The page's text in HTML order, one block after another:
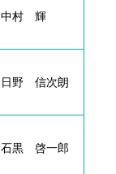
中村 輝
日野 信次朗
石黒 啓一郎